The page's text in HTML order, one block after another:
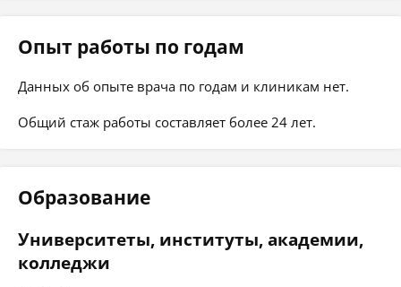
Опыт работы по годам
Данных об опыте врача по годам и клиникам нет.
Общий стаж работы составляет более 24 лет.
Образование
Университеты, институты, академии,
колледжи